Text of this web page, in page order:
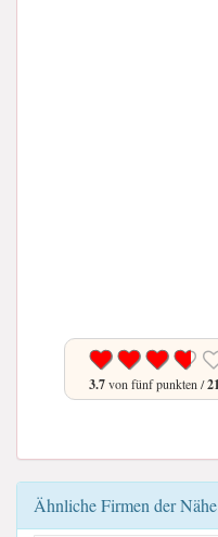
3.7von fünf punkten /21
Ähnliche Firmen der Nähe